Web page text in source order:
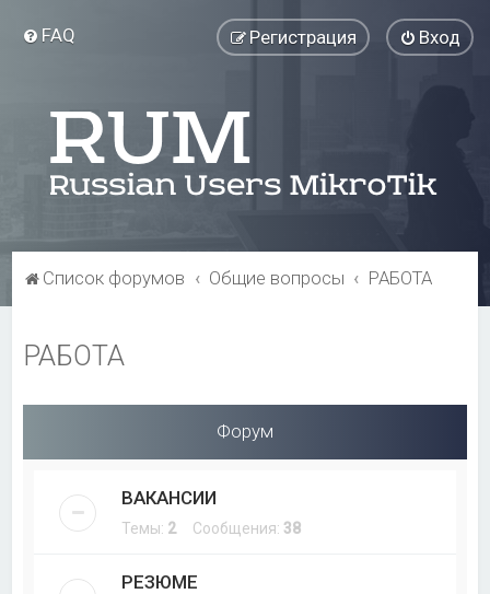
FAQ Вход
Регистрация
Список форумов Общие вопросы РАБОТА
РАБОТА
Форум
ВАКАНСИИ
Темы: 2Сообщения: 38
РЕЗЮМЕ